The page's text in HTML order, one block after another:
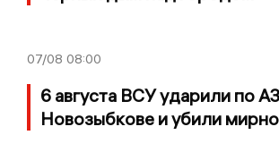
07/08 08:00
6 августа ВСУ ударили по
Новозыбкове и убили